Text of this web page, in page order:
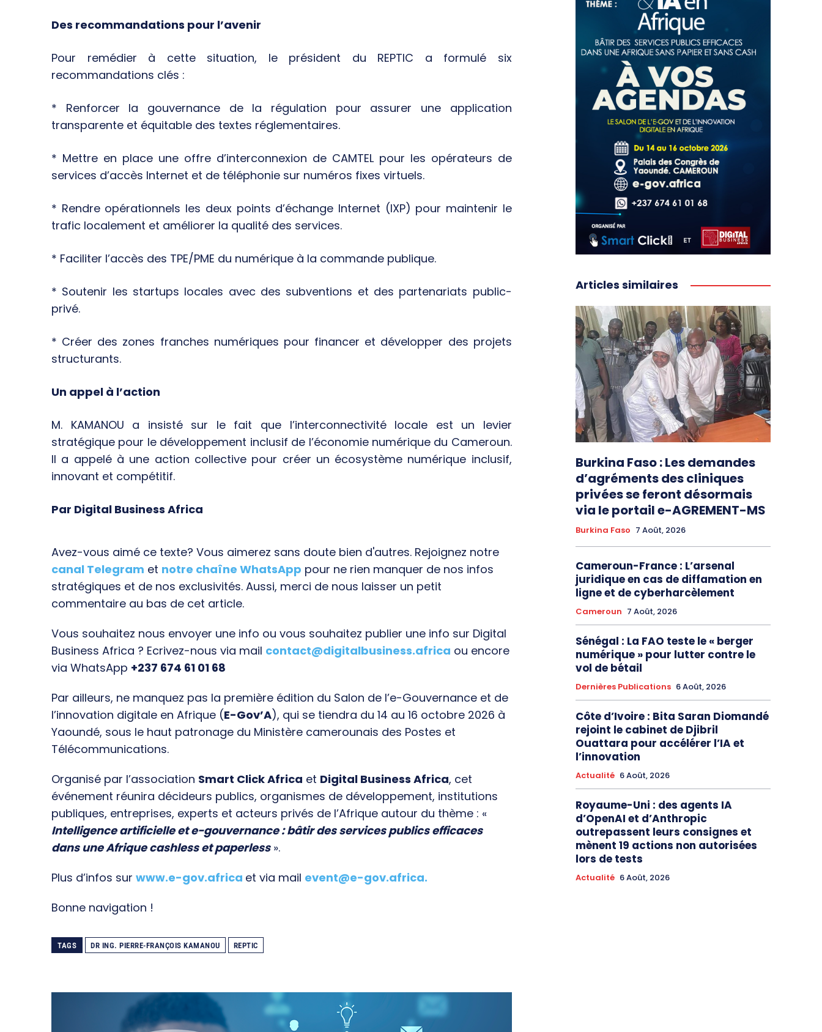
Des recommandations pour l’avenir
Pour remédier à cette situation, le président du REPTIC a formulé six
recommandations clés :
* Renforcer la gouvernance de la régulation pour assurer une application
transparente et équitable des textes réglementaires.
* Mettre en place une offre d’interconnexion de CAMTEL pour les opérateurs de
services d’accès Internet et de téléphonie sur numéros fixes virtuels.
* Rendre opérationnels les deux points d’échange Internet (IXP) pour maintenir le
trafic localement et améliorer la qualité des services.
* Faciliter l’accès des TPE/PME du numérique à la commande publique.
* Soutenir les startups locales avec des subventions et des partenariats public-
privé.
* Créer des zones franches numériques pour financer et développer des projets
structurants.
Un appel à l’action
M. KAMANOU a insisté sur le fait que l’interconnectivité locale est un levier
stratégique pour le développement inclusif de l’économie numérique du Cameroun.
Il a appelé à une action collective pour créer un écosystème numérique inclusif,
innovant et compétitif.
Par Digital Business Africa
Avez-vous aimé ce texte? Vous aimerez sans doute bien d'autres. Rejoignez notre
canal Telegram et notre chaîne WhatsApp pour ne rien manquer de nos infos
stratégiques et de nos exclusivités. Aussi, merci de nous laisser un petit
commentaire au bas de cet article.
Vous souhaitez nous envoyer une info ou vous souhaitez publier une info sur Digital
Business Africa ? Ecrivez-nous via mail contact@digitalbusiness.africa ou encore
via WhatsApp +237 674 61 01 68
Par ailleurs, ne manquez pas la première édition du Salon de l’e-Gouvernance et de
l’innovation digitale en Afrique (E-Gov’A), qui se tiendra du 14 au 16 octobre 2026 à
Yaoundé, sous le haut patronage du Ministère camerounais des Postes et
Télécommunications.
Organisé par l’association Smart Click Africa et Digital Business Africa, cet
événement réunira décideurs publics, organismes de développement, institutions
publiques, entreprises, experts et acteurs privés de l’Afrique autour du thème : «
Intelligence artificielle et e-gouvernance : bâtir des services publics efficaces
dans une Afrique cashless et paperless».
Plus d’infos sur www.e-gov.africa et via mail event@e-gov.africa.
Bonne navigation !
TAGS DR ING. PIERRE-FRANÇOIS KAMANOU REPTIC
Articles similaires
Burkina Faso : Les demandes
d’agréments des cliniques
privées se feront désormais
via le portail e-AGREMENT-MS
Burkina Faso 7 Août, 2026
Cameroun-France : L’arsenal
juridique en cas de diffamation en
ligne et de cyberharcèlement
Cameroun 7 Août, 2026
Sénégal : La FAO teste le « berger
numérique » pour lutter contre le
vol de bétail
Dernières Publications 6 Août, 2026
Côte d’Ivoire : Bita Saran Diomandé
rejoint le cabinet de Djibril
Ouattara pour accélérer l’IA et
l’innovation
Actualité 6 Août, 2026
Royaume-Uni : des agents IA
d’OpenAI et d’Anthropic
outrepassent leurs consignes et
mènent 19 actions non autorisées
lors de tests
Actualité 6 Août, 2026